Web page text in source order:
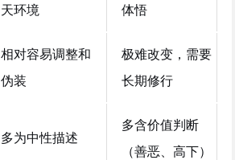
天环境
体悟
相对容易调整和
伪装
极难改变，需要
长期修行
多为中性描述
多含价值判断
（善恶、高下）